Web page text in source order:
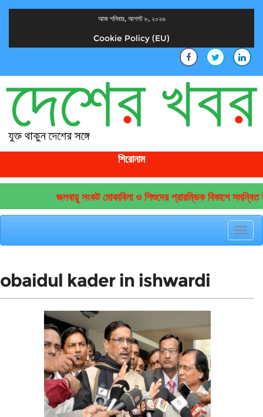
আজ শনিবার, আগস্ট ৮, ২০২৬
Cookie Policy (EU)
শিরোনাম
জলবায়ু সংকট মোকাবিলা ও শিশুদের প্রারম্ভিক বিকাশে সমন্বিত
obaidul kader in ishwardi